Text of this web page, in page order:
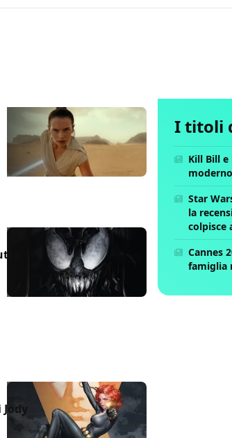
I titoli
Kill Bill
moderno
Star
la
colpisce
Cannes
famiglia